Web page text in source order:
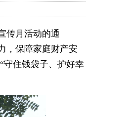
传月活动的通
，保障家庭财产安
守住钱袋子、护好幸